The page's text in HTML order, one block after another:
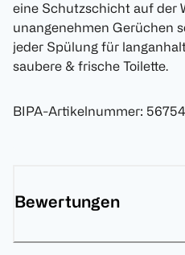
eine Schutzschicht auf der
unangenehmen Gerüchen
jeder Spülung für
saubere & frische Toilette.
BIPA-Artikelnummer:
Bewertungen